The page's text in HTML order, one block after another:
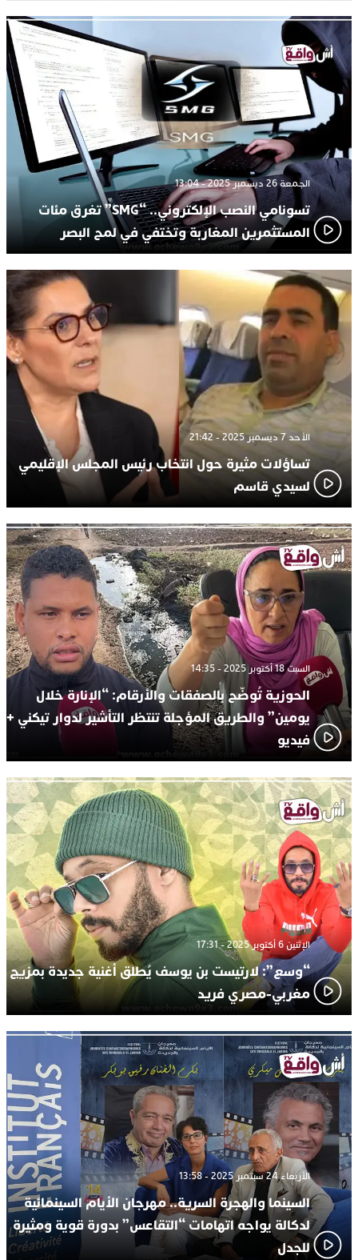
الجمعة 26 ديسمبر 2025 - 13:04
تسونامي النصب الإلكتروني.. “SMG” تغرق مئات
المستثمرين المغاربة وتختفي في لمح البصر
الأحد 7 ديسمبر 2025 - 21:42
تساؤلات مثيرة حول انتخاب رئيس المجلس الإقليمي
لسيدي قاسم
السبت 18 أكتوبر 2025 - 14:35
الحوزية تُوضّح بالصفقات والأرقام: “الإنارة خلال
يومين” والطريق المؤجلة تنتظر التأشير لدوار تيكني +
فيديو
الإثنين 6 أكتوبر 2025 - 17:31
“وسع”: لارتيست بن يوسف يُطلق أغنية جديدة بمزيج
مغربي-مصري فريد
الأربعاء 24 سبتمبر 2025 - 13:58
السينما والهجرة السرية.. مهرجان الأيام السينمائية
لدكالة يواجه اتهامات “التقاعس” بدورة قوية ومثيرة
للجدل